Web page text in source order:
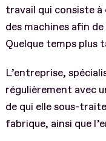
travail qui consiste
des machines afin
Quelque temps plus
L’entreprise,
régulièrement avec
de qui elle sous-
fabrique, ainsi que